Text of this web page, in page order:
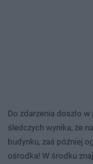
Do zdarzenia doszło
śledczych wynika, że
budynku, zaś później
ośrodka! W środku